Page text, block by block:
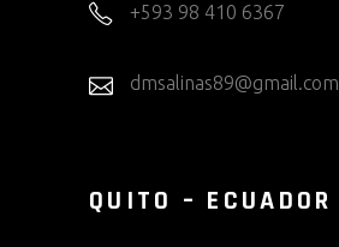
+593 98 410 6367
dmsalinas89@gmail.com
QUITO – ECUADOR